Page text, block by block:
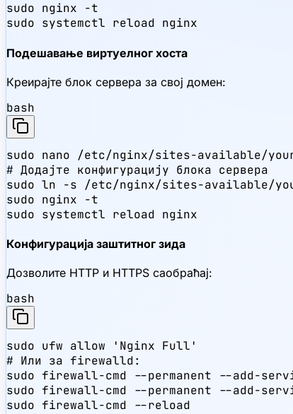
sudo nginx -t
sudo systemctl reload nginx
Подешавање виртуелног хоста
Креирајте блок сервера за свој домен:
bash
sudo nano /etc/nginx/sites-available/
# Додајте конфигурацију блока сервера
sudo ln -s /etc/nginx/sites-available/
sudo nginx -t
sudo systemctl reload nginx
Конфигурација заштитног зида
Дозволите HTTP и HTTPS саобраћај:
bash
sudo ufw allow 'Nginx Full'
# Или за firewalld:
sudo firewall-cmd --permanent --add-
sudo firewall-cmd --permanent --add-
sudo firewall-cmd --reload